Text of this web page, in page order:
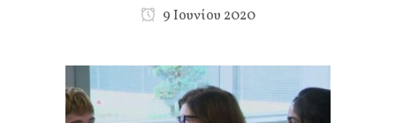
9 Ιουνίου 2020